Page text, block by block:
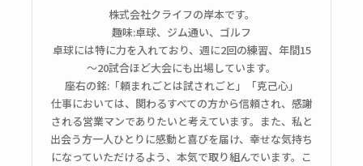
株式会社クライフの岸本です。
趣味:卓球、ジム通い、ゴルフ
卓球には特に力を入れており、週に2回の練習、年間15
～20試合ほど大会にも出場しています。
座右の銘:「頼まれごとは試されごと」「克己心」
仕事においては、関わるすべての方から信頼され、感謝
される営業マンでありたいと考えています。また、私と
出会う方一人ひとりに感動と喜びを届け、幸せな気持ち
になっていただけるよう、本気で取り組んでいます。こ